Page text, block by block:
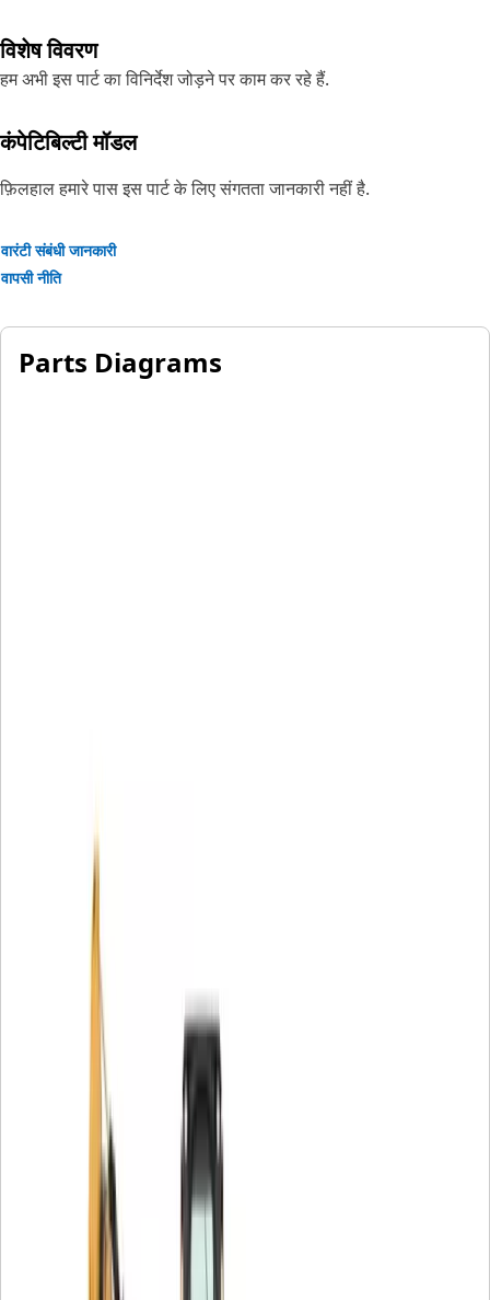
विशेष विवरण
हम अभी इस पार्ट का विनिर्देश जोड़ने पर काम कर रहे हैं.
कंपेटिबिल्टी मॉडल
फ़िलहाल हमारे पास इस पार्ट के लिए संगतता जानकारी नहीं है.
वारंटी संबंधी जानकारी
वापसी नीति
Parts Diagrams